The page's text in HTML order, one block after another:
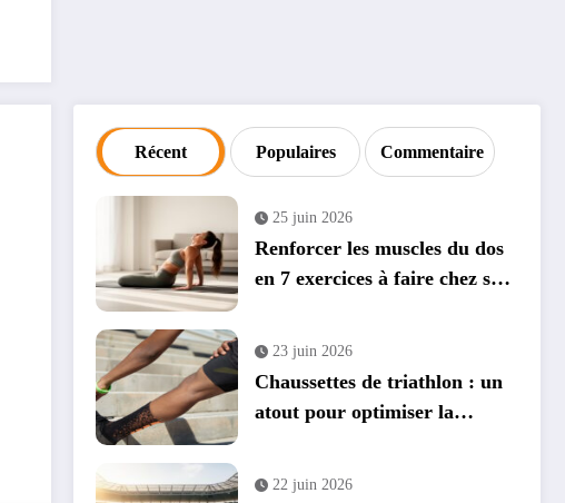
Récent Populaires Commentaire
25 juin 2026
Renforcer les muscles du dos
en 7 exercices à faire chez soi
23 juin 2026
Chaussettes de triathlon : un
atout pour optimiser la
22 juin 2026